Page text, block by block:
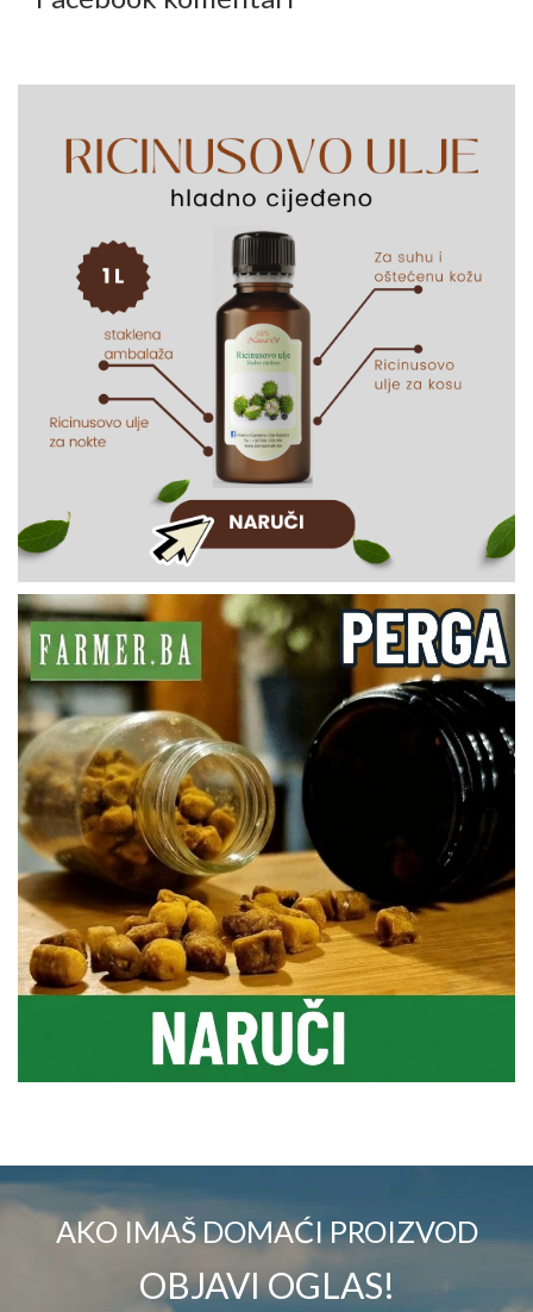
AKO IMAŠ DOMAĆI PROIZVOD
OBJAVI OGLAS!